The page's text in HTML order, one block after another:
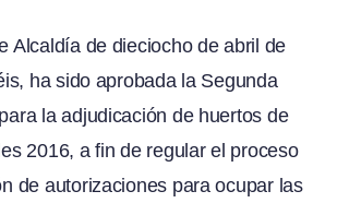
Alcaldía de dieciocho de abril de
ha sido aprobada la Segunda
la adjudicación de huertos de
2016, a fin de regular el proceso
de autorizaciones para ocupar las